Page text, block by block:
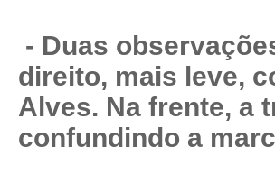
- Duas
direito, mais leve,
Alves. Na frente, a
confundindo a